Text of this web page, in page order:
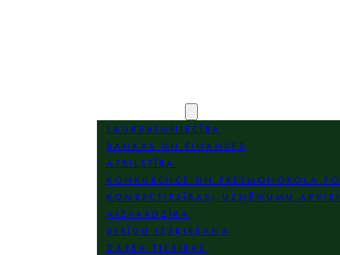
LAUKSAIMNIECĪBA
BANKAS UN FINANSES
ATBILSTĪBA
KONKURENCE UN PRETMONOPOLA
KOMERCTIESĪBAS; UZŅĒMUMU
AIZSARDZĪBA
STRĪDU IZŠĶIRŠANA
DARBA TIESĪBAS